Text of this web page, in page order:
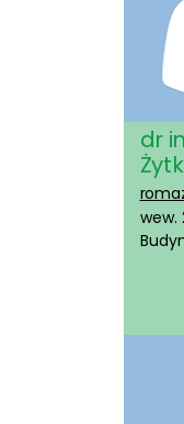
dr
wew.